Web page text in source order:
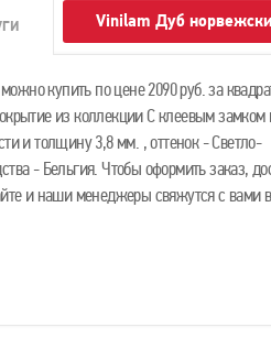
Vinilam Дуб
купить по цене 2090 руб. за
из коллекции С клеевым замком
и толщину 3,8 мм. , оттенок - Светло-
- Бельгия. Чтобы оформить заказ,
и наши менеджеры свяжутся с вами